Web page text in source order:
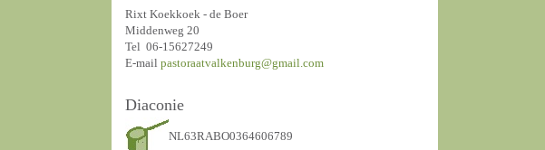
Rixt Koekkoek - de Boer
Middenweg 20
Tel 06-15627249
E-mailpastoraatvalkenburg@gmail.com
Diaconie
NL63RABO0364606789